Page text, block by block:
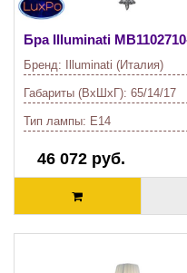
Бра Illuminati
Бренд: Illuminati (Италия)
Габариты (ВхШхГ): 65/14/17
Тип лампы: E14
46 072 руб.